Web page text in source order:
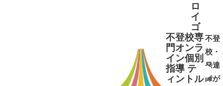
ロ
イ
ゴ
不登校専
門オンラ
イン個別
指導 テ
ィントル
不登
校・
発達
障が
➜➜